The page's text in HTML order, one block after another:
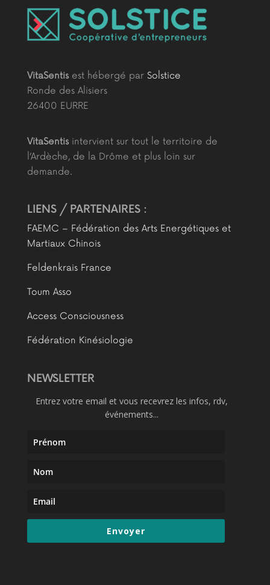
VitaSentisest hébergé par Solstice
Ronde des Alisiers
26400 EURRE
VitaSentisintervient sur tout le territoire de
l’Ardèche, de la Drôme et plus loin sur
demande.
LIENS / PARTENAIRES :
FAEMC – Fédération des Arts Energétiques et
Martiaux Chinois
Feldenkrais France
Toum Asso
Access Consciousness
Fédération Kinésiologie
NEWSLETTER
Entrez votre email et vous recevrez les infos, rdv,
événements...
Envoyer